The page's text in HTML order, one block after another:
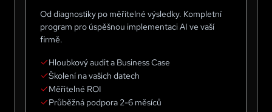
Od diagnostiky po měřitelné výsledky. Kompletní
program pro úspěšnou implementaci AI ve vaší
firmě.
Hloubkový audit a Business Case
Školení na vašich datech
Měřitelné ROI
Průběžná podpora 2-6 měsíců